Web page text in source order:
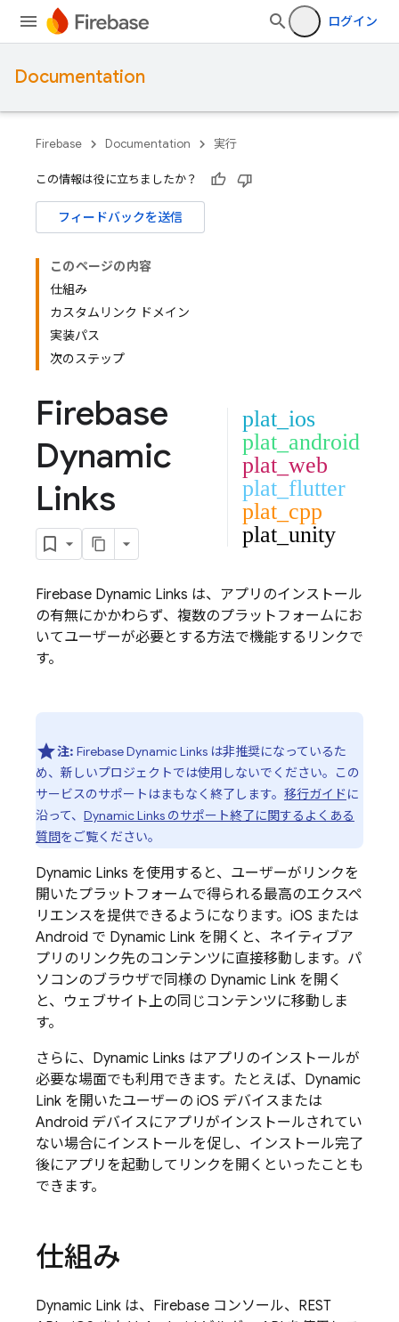
ログイン
Documentation
Firebase Documentation 実行
この情報は役に立ちましたか？
フィードバックを送信
このページの内容
仕組み
カスタムリンク ドメイン
実装パス
次のステップ
Firebase
Dynamic
Links
plat_ios
plat_android
plat_web
plat_flutter
plat_cpp
plat_unity
Firebase Dynamic Links は、アプリのインストール
の有無にかかわらず、複数のプラットフォームにお
いてユーザーが必要とする方法で機能するリンクで
す。
注: Firebase Dynamic Links は非推奨になっているた
め、新しいプロジェクトでは使用しないでください。
この
サービスのサポートはまもなく終了します。 移行ガイド に
沿って、 Dynamic Links のサポート終了に関するよくある
質問をご覧ください。
Dynamic Links を使用すると、ユーザーがリンクを
開いたプラットフォームで得られる最高のエクスペ
リエンスを提供できるようになります。iOS または
Android で Dynamic Link を開くと、ネイティブア
プリのリンク先のコンテンツに直接移動します。パ
ソコンのブラウザで同様の Dynamic Link を開く
と、ウェブサイト上の同じコンテンツに移動しま
す。
さらに、 Dynamic Links はアプリのインストールが
必要な場面でも利用できます。たとえば、 Dynamic
Link を開いたユーザーの iOS デバイスまたは
Android デバイスにアプリがインストールされてい
ない場合にインストールを促し、インストール完了
後にアプリを起動してリンクを開くといったことも
できます。
仕組み
Dynamic Link は、 Firebase コンソール、REST